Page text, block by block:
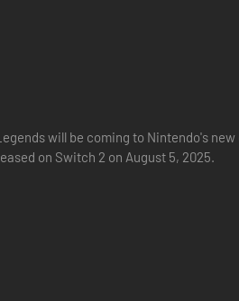
will be coming to Nintendo's
on Switch 2 on August 5, 2025.